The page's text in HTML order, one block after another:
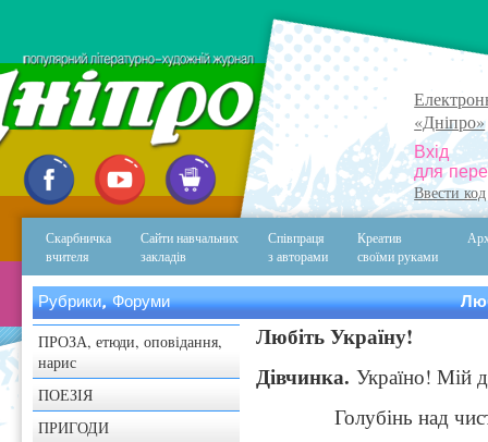
«Дніпро»
Вхід
для
Ввести
Скарбничка
вчителя
Сайти навчальних
закладів
Співпраця
з авторами
Креатив
своїми руками
Рубрики, Форуми
ПРОЗА, етюди, оповідання,
нарис
ПОЕЗІЯ
ПРИГОДИ
Любіть Україну!
Дівчинка. Україно! Мій
Голубінь над